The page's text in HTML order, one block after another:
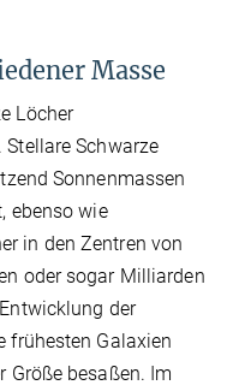
Masse
Löcher
Schwarze
Sonnenmassen
ebenso wie
in den Zentren von
oder sogar Milliarden
der
frühesten Galaxien
Größe besaßen. Im